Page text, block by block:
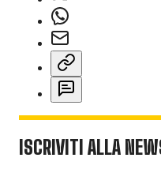
ISCRIVITI ALLA